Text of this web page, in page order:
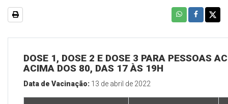
DOSE 1, DOSE 2 E DOSE 3 PARA PESSOAS
ACIMA DOS 80, DAS 17 ÀS 19H
Data de Vacinação: 13 de abril de 2022